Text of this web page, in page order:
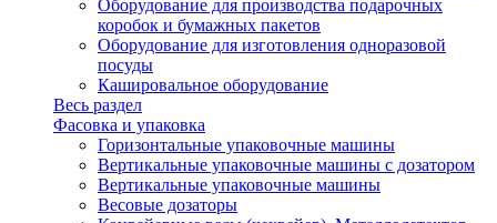
Оборудование для производства подарочных
коробок и бумажных пакетов
Оборудование для изготовления одноразовой
посуды
Кашировальное оборудование
Весь раздел
Фасовка и упаковка
Горизонтальные упаковочные машины
Вертикальные упаковочные машины с дозатором
Вертикальные упаковочные машины
Весовые дозаторы